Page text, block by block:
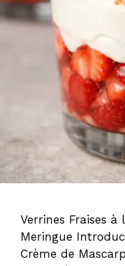
Verrines Fraises
Meringue
Crème de